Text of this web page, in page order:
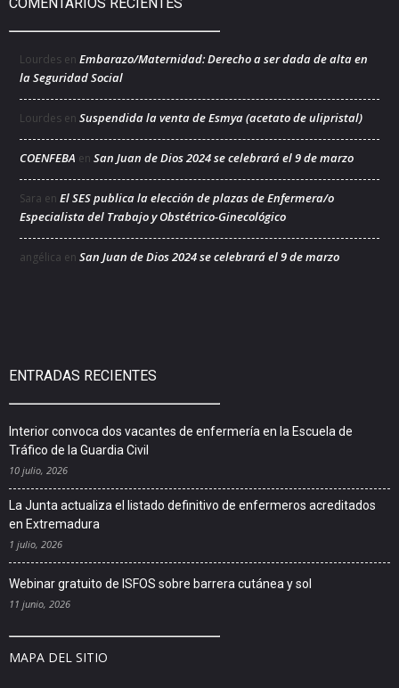
Lourdes en Embarazo/Maternidad: Derecho a ser dada de alta en
la Seguridad Social
Lourdes en Suspendida la venta de Esmya (acetato de ulipristal)
COENFEBA en San Juan de Dios 2024 se celebrará el 9 de marzo
Sara en El SES publica la elección de plazas de Enfermera/o
Especialista del Trabajo y Obstétrico-Ginecológico
angélica en San Juan de Dios 2024 se celebrará el 9 de marzo
ENTRADAS RECIENTES
Interior convoca dos vacantes de enfermería en la Escuela de
Tráfico de la Guardia Civil
10 julio, 2026
La Junta actualiza el listado definitivo de enfermeros acreditados
en Extremadura
1 julio, 2026
Webinar gratuito de ISFOS sobre barrera cutánea y sol
11 junio, 2026
MAPA DEL SITIO